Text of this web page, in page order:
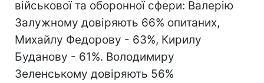
військової та оборонної сфери: Валерію
Залужному довіряють 66% опитаних,
Михайлу Федорову - 63%, Кирилу
Буданову - 61%. Володимиру
Зеленському довіряють 56%